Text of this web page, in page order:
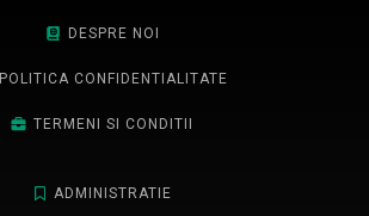
DESPRE NOI
POLITICA CONFIDENTIALITATE
TERMENI SI CONDITII
ADMINISTRATIE